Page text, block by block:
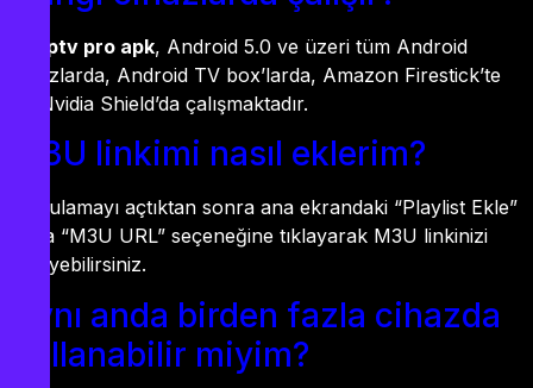
By iptv pro apk, Android 5.0 ve üzeri tüm Android
cihazlarda, Android TV box’larda, Amazon Firestick’te
ve Nvidia Shield’da çalışmaktadır.
M3U linkimi nasıl eklerim?
Uygulamayı açtıktan sonra ana ekrandaki “Playlist Ekle”
veya “M3U URL” seçeneğine tıklayarak M3U linkinizi
ekleyebilirsiniz.
Aynı anda birden fazla cihazda
kullanabilir miyim?